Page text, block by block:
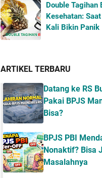
Double Tagihan
Kesehatan:
Kali Bikin Panik
ARTIKEL TERBARU
Datang ke RS
Pakai BPJS
Bisa?
BPJS PBI
Nonaktif? Bisa
Masalahnya